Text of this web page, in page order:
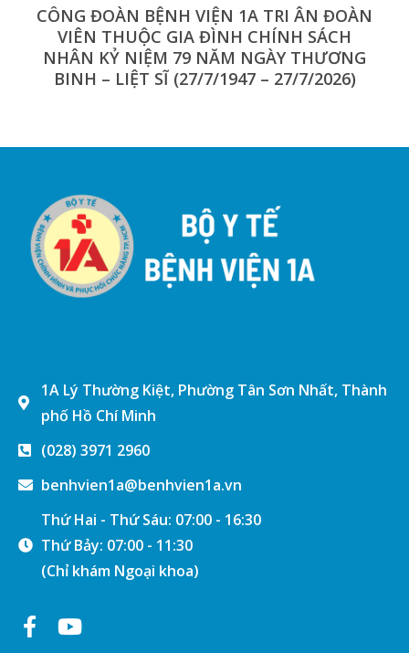
CÔNG ĐOÀN BỆNH VIỆN 1A TRI ÂN ĐOÀN
VIÊN THUỘC GIA ĐÌNH CHÍNH SÁCH
NHÂN KỶ NIỆM 79 NĂM NGÀY THƯƠNG
BINH – LIỆT SĨ (27/7/1947 – 27/7/2026)
1A Lý Thường Kiệt, Phường Tân Sơn Nhất, Thành
phố Hồ Chí Minh
(028) 3971 2960
benhvien1a@benhvien1a.vn
Thứ Hai - Thứ Sáu: 07:00 - 16:30
Thứ Bảy: 07:00 - 11:30
(Chỉ khám Ngoại khoa)